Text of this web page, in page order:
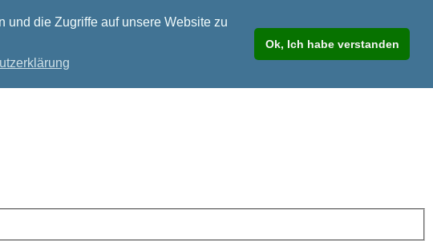
die Zugriffe auf unsere Website zu
Ok, Ich habe verstanden